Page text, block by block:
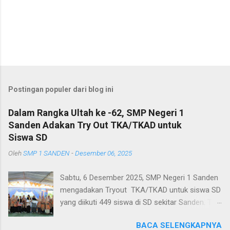
Postingan populer dari blog ini
Dalam Rangka Ultah ke -62, SMP Negeri 1
Sanden Adakan Try Out TKA/TKAD untuk
Siswa SD
OlehSMP 1 SANDEN -Desember 06, 2025
Sabtu, 6 Desember 2025, SMP Negeri 1 Sanden
mengadakan Tryout TKA/TKAD untuk siswa SD
yang diikuti 449 siswa di SD sekitar Sanden. Try
peringatan ulang tahun sekolah yang ke-62.
BACA SELENGKAPNYA